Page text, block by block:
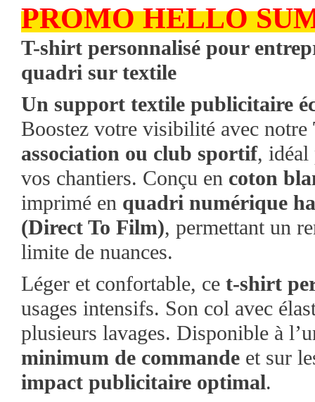
PROMO HELLO
T-shirt personnalisé pour
quadri sur textile
Un support textile publicitaire
Boostez votre visibilité avec notre
association ou club sportif, idéal
vos chantiers. Conçu en coton
imprimé en quadri numérique
(Direct To Film), permettant un
limite de nuances.
Léger et confortable, ce t-shirt
usages intensifs. Son col avec
plusieurs lavages. Disponible à
minimum de commande et sur
impact publicitaire optimal.